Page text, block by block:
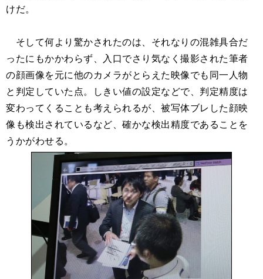
けだ。
そして何より驚かされたのは、それなりの混雑具合だ
ったにもかかわらず、入口でさり気なく撮影された筆者
の顔画像を元に他のカメラがとらえた映像でも同一人物
と判定していた点。しきい値の設定などで、判定精度は
変わってくることも考えられるが、被写体ブレした顔映
像も検出されているなど、確かな検出精度であることを
うかがわせる。